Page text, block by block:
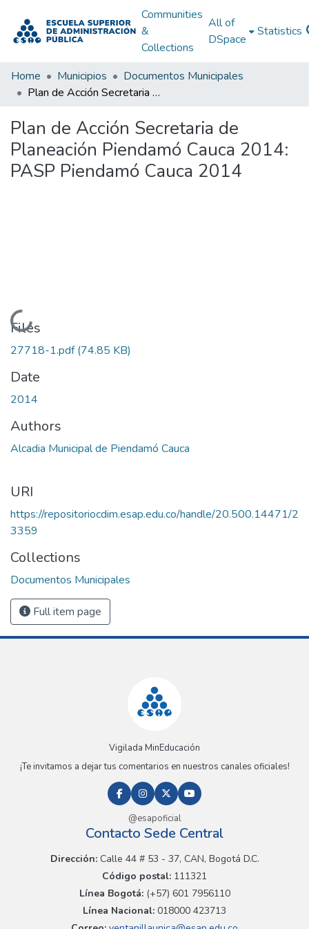
Communities
&
Collections
All of
DSpace
Statistics
Home Municipios
Documentos Municipales
Plan de Acción Secretaria de Planeación Piendamó Cauca 2014: PASP Piendamó Cauca 2014
Plan de Acción Secretaria de
Planeación Piendamó Cauca 2014:
PASP Piendamó Cauca 2014
Loading...
Files
27718-1.pdf(74.85 KB)
Date
2014
Authors
Alcadia Municipal de Piendamó Cauca
URI
https://repositoriocdim.esap.edu.co/handle/20.500.14471/2
3359
Collections
Documentos Municipales
Full item page
Vigilada MinEducación
¡Te invitamos a dejar tus comentarios en nuestros canales oficiales!
@esapoficial
Contacto Sede Central
Dirección:Calle 44 # 53 - 37, CAN, Bogotá D.C.
Código postal: 111321
Línea Bogotá:(+57) 601 7956110
Línea Nacional: 018000 423713